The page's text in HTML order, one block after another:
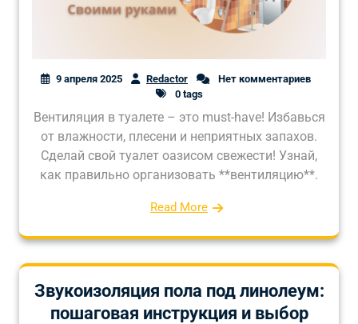
9 апреля 2025 Redactor
Нет комментариев
0 tags
Вентиляция в туалете – это must-have! Избавься
от влажности, плесени и неприятных запахов.
Сделай свой туалет оазисом свежести! Узнай,
как правильно организовать **вентиляцию**.
Read More
Звукоизоляция пола под линолеум:
пошаговая инструкция и выбор